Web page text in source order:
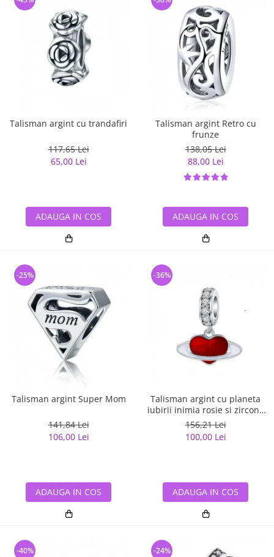
Talisman argint cu trandafiri
117,65 Lei
65,00 Lei
ADAUGA IN COS
Talisman argint Retro cu
frunze
138,05 Lei
88,00 Lei
ADAUGA IN COS
Talisman argint Super Mom
141,84 Lei
106,00 Lei
-25%
ADAUGA IN COS
Talisman argint cu planeta
iubirii inimia rosie si zirconii
albe
156,21 Lei
100,00 Lei
-36%
ADAUGA IN COS
-40% -24%